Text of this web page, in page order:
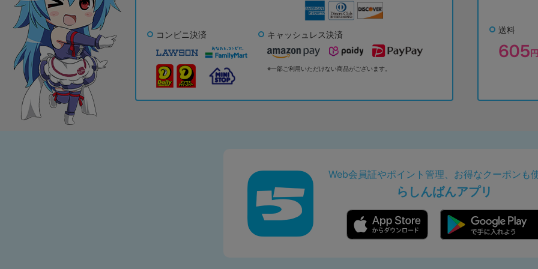
コンビニ決済 キャッシュレス決済
※一部ご利用いただけない商品がございます。
送料
Web会員証やポイント管理、お得なクーポンも
らしんばんアプリ